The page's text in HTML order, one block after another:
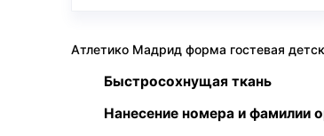
Атлетико Мадрид форма гостевая
Быстросохнущая ткань
Нанесение номера и фамилии